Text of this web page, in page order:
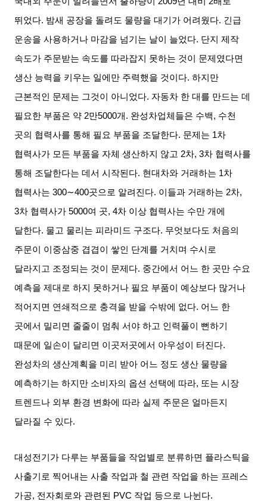
뛰었다. 밤새 공장을 돌려도 물량을 대기가 어려웠다. 긴급
운송을 사용하거나 마감을 넘기는 날이 늘었다. 단지 제작
속도가 주문받는 속도를 따라잡지 못하는 것이 문제였다면
생산 능력을 키우는 일에만 주력했을 것이다.하지만
근본적인 문제는 그것이 아니었다. 자동차 한 대를 만드는 데
필요한 부품은 약 2만5000개 . 완성차업체들은 수백, 수천
곳의 협력사를 통해 필요 부품을 조달한다. 문제는 1차
협력사가 모든 부품을 자체 생산하지 않고 2차, 3차 협력사를
통해 조달한다는 데서 시작된다. 현대차와 거래하는 1차
협력사는 300∼400곳으로 알려진다. 이들과 거래하는 2차,
3차 협력사가 5000여 곳, 4차 이상 협력사는 수만 개에
달한다. 물고 물리는 피라미드 구조다. 무엇보다도 처음의
주문이 이중삼중 겹겹이 쌓인 단계를 거치며 수시로
달라지고 조정되는 것이 문제다. 중간에서 어느 한 곳만 수요
예측을 제대로 하지 못하거나 필요 부품이 예상보다 많거나
적어지면 연쇄적으로 충격을 받을 수밖에 없다. 어느 한
곳에서 밀리면 줄줄이 멈춰 서야 하고 인력풀이 뻔하기
때문에 일손이 달리면 이곳저곳에서 아우성이 터진다.
완성차의 생산계획을 미리 받아 어느 정도 생산 물량을
예측하기는 하지만 소비자의 옵션 선택에 따라, 또는 시장
트렌드나 외부 환경 변화에 따라 실제 주문은 얼마든지
달라질 수 있다.
대성전기가 다루는 부품들을 작업별로 분류하면 플라스틱을
사출기로 찍어내는 사출 작업과 철 관련 작업을 하는 프레스
가공, 전자회로와 관련된 PVC 작업 등으로 나뉜다.